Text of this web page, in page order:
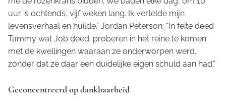
uur 's ochtends, vijf weken lang. Ik vertelde mijn
levensverhaal en huilde.” Jordan Peterson: “In feite deed
Tammy wat Job deed: proberen in het reine te komen
met de kwellingen waaraan ze onderworpen werd,
zonder dat ze daar een duidelijke eigen schuld aan had.”
Geconcentreerd op dankbaarheid